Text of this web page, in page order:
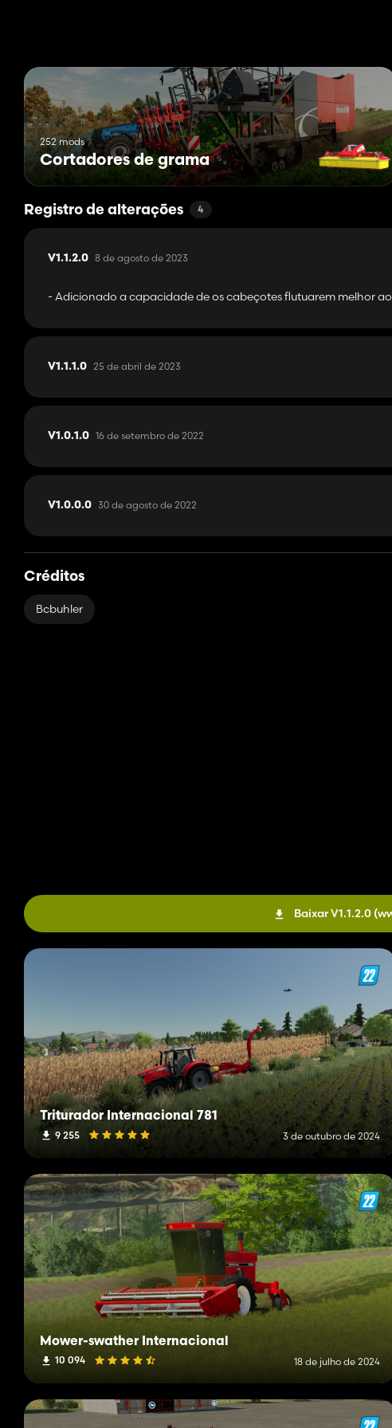
Preço: $ 25.000
Largura de trabalho: 9,2 M
Velocidade de trabalho: 15 km/h
Pontos a serem observados:
- Culturas que podem ser cortadas não são um recurso básico do
quaisquer outros mapas futuros que o suportem ou o Swathing
- O trabalhador contratado atualmente não pode ser contratado
252 mods
Cortadores de grama
Registro de alterações 4
V1.1.2.0 8 de agosto de 2023
- Adicionado a capacidade de os cabeçotes flutuarem melhor
V1.1.1.0 25 de abril de 2023
V1.0.1.0 16 de setembro de 2022
V1.0.0.0 30 de agosto de 2022
Créditos
Bcbuhler
Baixar V1.1.2.0
Triturador Internacional 781
9 255 3 de outubro de 2024
Mower-swather Internacional
10 094 18 de julho de 2024